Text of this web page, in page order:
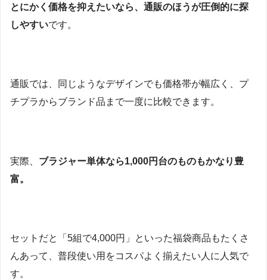
とにかく価格を抑えたいなら、通販のほうが圧倒的に探
しやすいです。
通販では、同じようなデザインでも価格帯が幅広く、プ
チプラからブランド品まで一度に比較できます。
実際、 ブラジャー単体なら1,000円台のものもかなり豊
富。
セットだと「5組で4,000円」といった福袋商品もたくさ
んあって、普段使い用をコスパよく揃えたい人に人気で
す。